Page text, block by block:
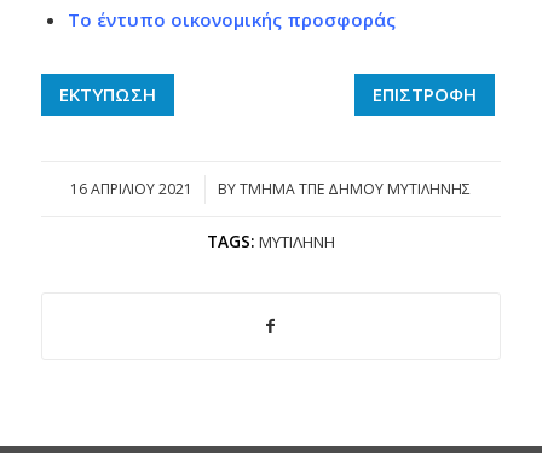
Το έντυπο οικονομικής προσφοράς
ΕΚΤΥΠΩΣΗ ΕΠΙΣΤΡΟΦΗ
16 ΑΠΡΙΛΊΟΥ 2021
/ BYΤΜΗΜΑ ΤΠΕ ΔΗΜΟΥ ΜΥΤΙΛΗΝΗΣ
TAGS: ΜΥΤΙΛΉΝΗ